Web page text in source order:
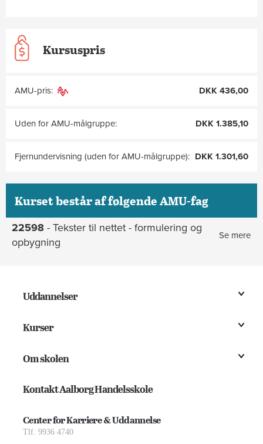
Kursuspris
AMU-pris: DKK 436,00
Uden for AMU-målgruppe: DKK 1.385,10
Fjernundervisning (uden for AMU-målgruppe): DKK 1.301,60
Kurset består af følgende AMU-fag
22598 - Tekster til nettet - formulering og
opbygning
Se mere
Uddannelser
Kurser
Om skolen
Kontakt Aalborg Handelsskole
Center for Karriere & Uddannelse
Tlf. 9936 4740